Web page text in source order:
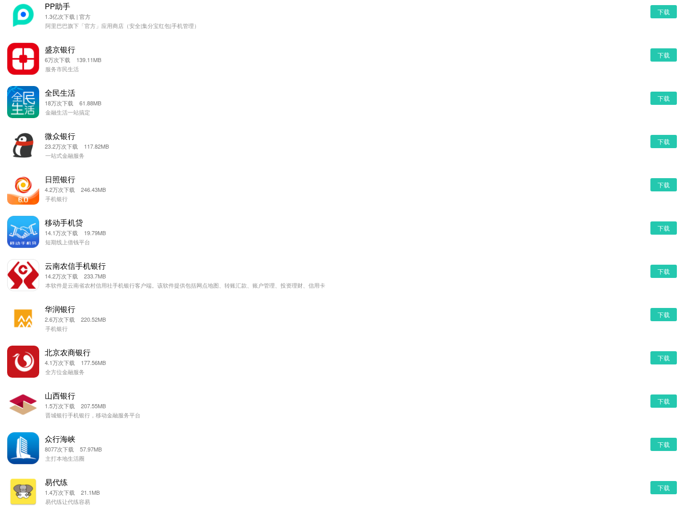
PP助手
1.3亿次下载 | 官方
阿里巴巴旗下「官方」应用商店（安全|集分宝红包|手机管理）
下载
盛京银行
6万次下载 139.11MB
服务市民生活
下载
全民生活
18万次下载 61.88MB
金融生活一站搞定
下载
微众银行
23.2万次下载 117.82MB
一站式金融服务
下载
日照银行
4.2万次下载 246.43MB
手机银行
下载
移动手机贷
14.1万次下载 19.79MB
短期线上借钱平台
下载
云南农信手机银行
14.2万次下载 233.7MB
本软件是云南省农村信用社手机银行客户端。该软件提供包括网点地图、转账汇款、账户管理、投资理财、信用卡
下载
华润银行
2.6万次下载 220.52MB
手机银行
下载
北京农商银行
4.1万次下载 177.56MB
全方位金融服务
下载
山西银行
1.5万次下载 207.55MB
晋城银行手机银行，移动金融服务平台
下载
众行海峡
8077次下载 57.97MB
主打本地生活圈
下载
易代练
1.4万次下载 21.1MB
易代练让代练容易
下载